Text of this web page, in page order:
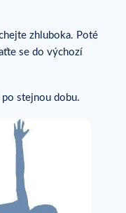
zhluboka. Poté
se do výchozí
stejnou dobu.